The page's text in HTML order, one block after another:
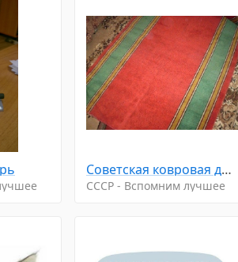
Советская ковровая дорожка
CCCP - Вспомним лучшее